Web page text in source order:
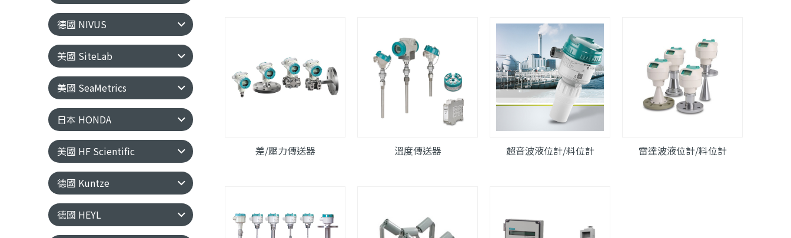
德國 NIVUS
美國 SiteLab
美國 SeaMetrics
日本 HONDA
美國 HF Scientific
德國 Kuntze
德國 HEYL
差/壓力傳送器 溫度傳送器 超音波液位計/料位計 雷達波液位計/料位計